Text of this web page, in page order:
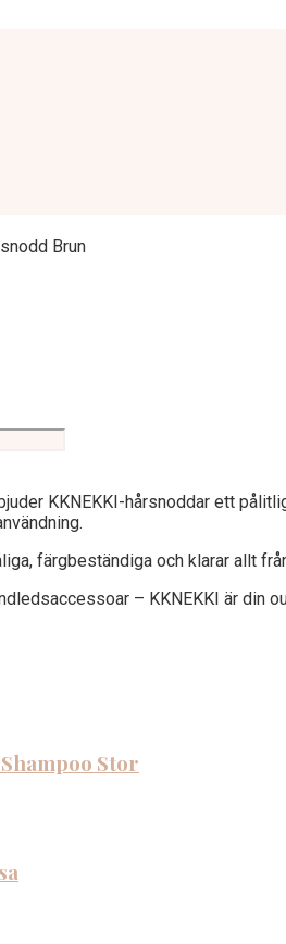
Brun
KKNEKKI-hårsnoddar ett
färgbeständiga och klarar allt
– KKNEKKI är din
Stor